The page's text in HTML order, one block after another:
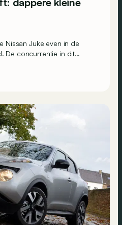
Nissan Juke even in de
De concurrentie in dit